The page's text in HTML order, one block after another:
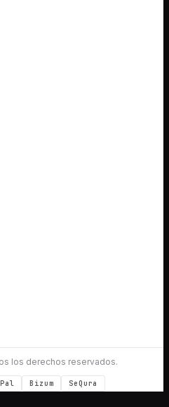
los derechos reservados.
Bizum SeQura